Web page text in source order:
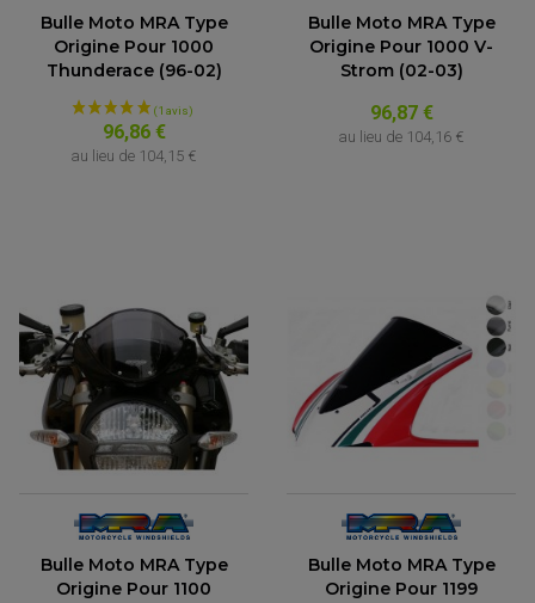
Bulle Moto MRA Type
Origine Pour 1000
Thunderace (96-02)
96,86 €
au lieu de 104,15 €
Bulle Moto MRA Type
Origine Pour 1000 V-
Strom (02-03)
96,87 €
au lieu de 104,16 €
Bulle Moto MRA Type
Origine Pour 1100
Bulle Moto MRA Type
Origine Pour 1199